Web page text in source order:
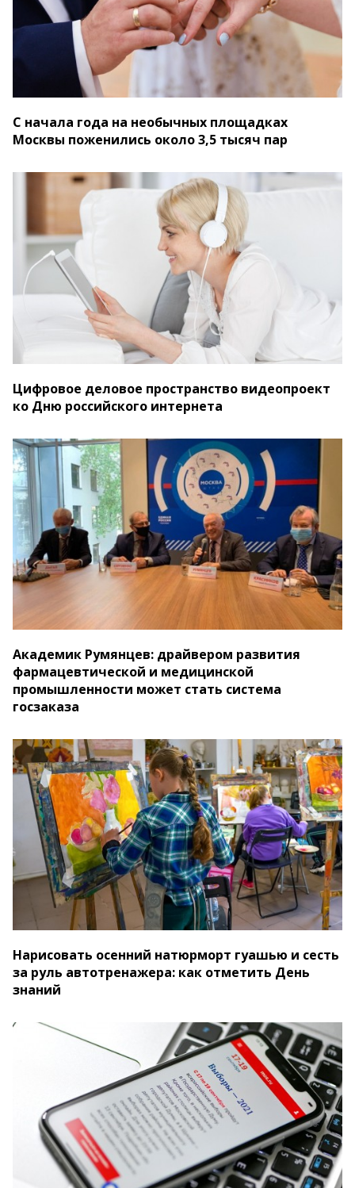
С начала года на необычных площадках
Москвы поженились около 3,5 тысяч пар
Цифровое деловое пространство видеопроект
ко Дню российского интернета
Академик Румянцев: драйвером развития
фармацевтической и медицинской
промышленности может стать система
госзаказа
Нарисовать осенний натюрморт гуашью и сесть
за руль автотренажера: как отметить День
знаний